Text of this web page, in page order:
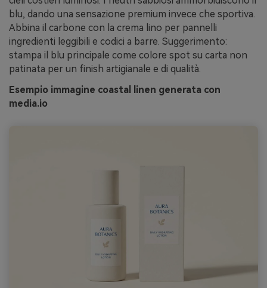
blu, dando una sensazione premium invece che sportiva.
Abbina il carbone con la crema lino per pannelli
ingredienti leggibili e codici a barre. Suggerimento:
stampa il blu principale come colore spot su carta non
patinata per un finish artigianale e di qualità.
Esempio immagine coastal linen generata con
media.io